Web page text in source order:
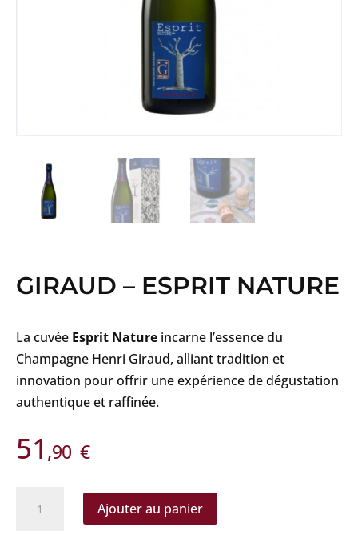
GIRAUD – ESPRIT NATURE
La cuvée Esprit Nature incarne l’essence du
Champagne Henri Giraud, alliant tradition et
innovation pour offrir une expérience de dégustation
authentique et raffinée.
51 ,90 €
Ajouter au panier